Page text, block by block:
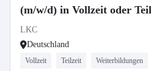
(m/w/d) in Vollzeit oder
LKC
Deutschland
Vollzeit Teilzeit Weiterbildungen